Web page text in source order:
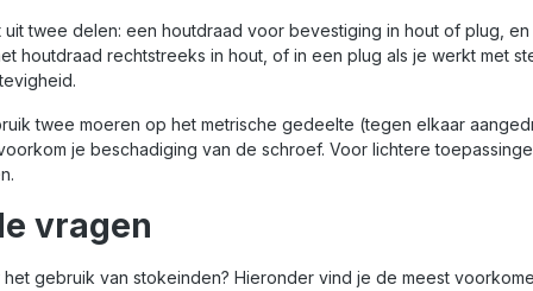
twee delen: een houtdraad voor bevestiging in hout of plug,
houtdraad rechtstreeks in hout, of in een plug als je werkt met
twee moeren op het metrische gedeelte (tegen elkaar
je beschadiging van de schroef. Voor lichtere
vragen
gebruik van stokeinden? Hieronder vind je de meest